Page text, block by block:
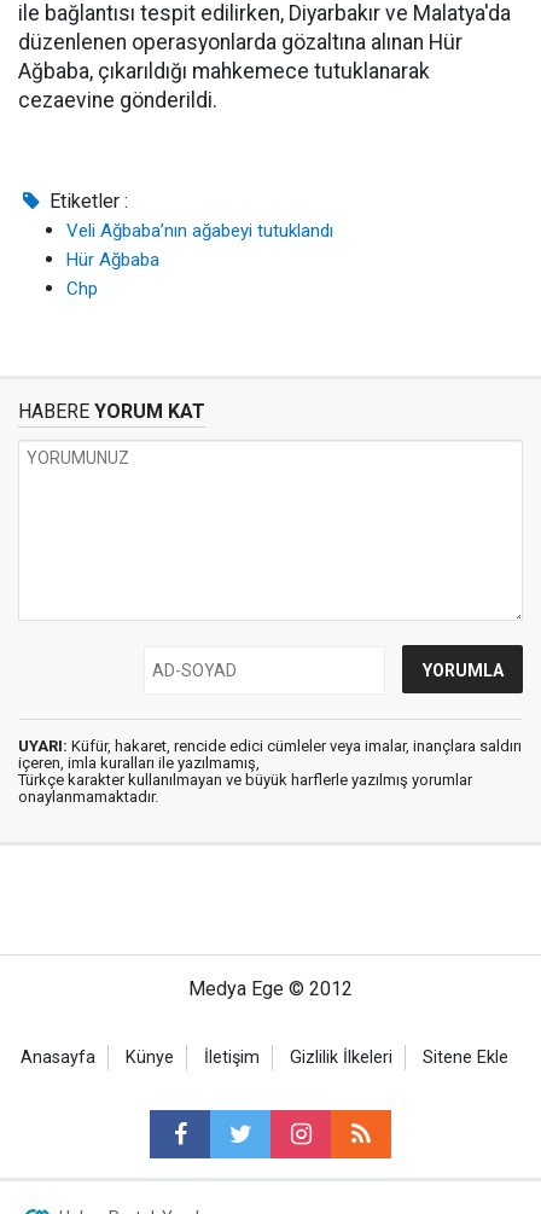
ile bağlantısı tespit edilirken, Diyarbakır ve Malatya'da
düzenlenen operasyonlarda gözaltına alınan Hür
Ağbaba, çıkarıldığı mahkemece tutuklanarak
cezaevine gönderildi.
Etiketler :
Veli Ağbaba’nın ağabeyi tutuklandı
Hür Ağbaba
Chp
HABERE YORUM KAT
UYARI: Küfür, hakaret, rencide edici cümleler veya imalar, inançlara saldırı
içeren, imla kuralları ile yazılmamış,
Türkçe karakter kullanılmayan ve büyük harflerle yazılmış yorumlar
onaylanmamaktadır.
Medya Ege © 2012
Anasayfa Künye İletişim Gizlilik İlkeleri Sitene Ekle